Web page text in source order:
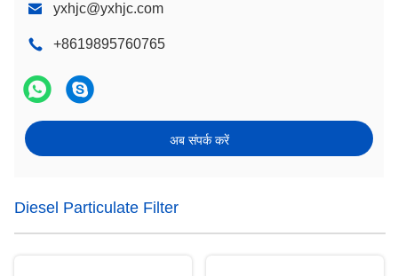
yxhjc@yxhjc.com
+8619895760765
अब संपर्क करें
Diesel Particulate Filter